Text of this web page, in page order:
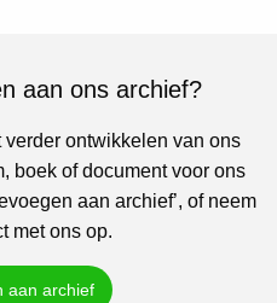
aan ons archief?
ontwikkelen van ons
boek of document voor ons
aan archief’, of neem
met ons op.
aan archief